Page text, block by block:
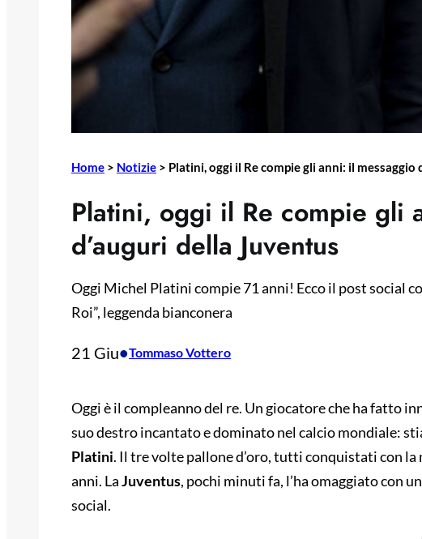
Home > Notizie > Platini, oggi il Re compie gli anni: il messaggio
Platini, oggi il Re compie gli
d’auguri della Juventus
Oggi Michel Platini compie 71 anni! Ecco il post social
Roi”, leggenda bianconera
21 Giu•Tommaso Vottero
Oggi è il compleanno del re. Un giocatore che ha fatto
suo destro incantato e dominato nel calcio mondiale:
Platini. Il tre volte pallone d’oro, tutti conquistati con la
anni. LaJuventus, pochi minuti fa, l’ha omaggiato con
social.